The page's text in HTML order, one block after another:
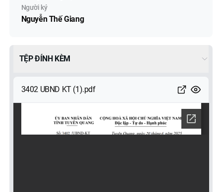
Người ký
Nguyễn Thế Giang
TỆP ĐÍNH KÈM
3402 UBND KT (1).pdf